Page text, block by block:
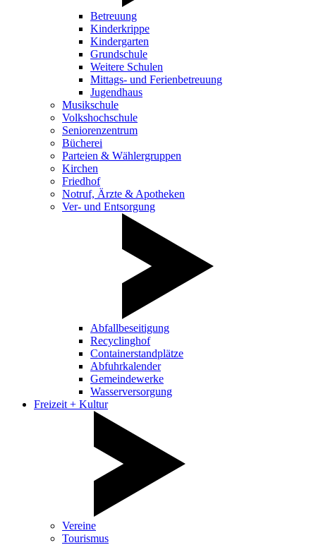
Betreuung
Kinderkrippe
Kindergarten
Grundschule
Weitere Schulen
Mittags- und Ferienbetreuung
Jugendhaus
Musikschule
Volkshochschule
Seniorenzentrum
Bücherei
Parteien & Wählergruppen
Kirchen
Friedhof
Notruf, Ärzte & Apotheken
Ver- und Entsorgung
Abfallbeseitigung
Recyclinghof
Containerstandplätze
Abfuhrkalender
Gemeindewerke
Wasserversorgung
Freizeit + Kultur
Vereine
Tourismus